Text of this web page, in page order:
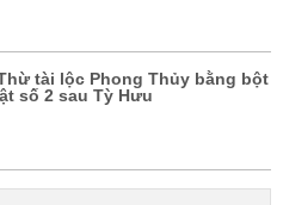
tài lộc Phong Thủy bằng bột
số 2 sau Tỳ Hưu